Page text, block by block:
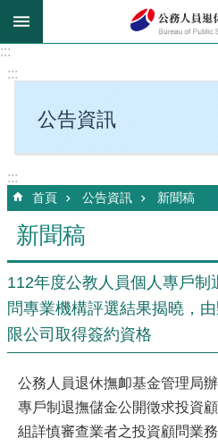
跳到主要內容區塊
:::
:::
公告資訊
:::
首頁 公告資訊 新聞稿
新聞稿
112年度公教人員個人專戶
問專業機構評選結果揭曉，
限公司取得簽約資格
公務人員退休撫卹基金管理局
專戶制退撫儲金公開徵求投資
組詳慎審查業者之投資顧問業